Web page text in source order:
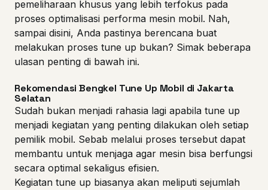
pemeliharaan khusus yang lebih terfokus pada
proses optimalisasi performa mesin mobil. Nah,
sampai disini, Anda pastinya berencana buat
melakukan proses tune up bukan? Simak beberapa
ulasan penting di bawah ini.
Rekomendasi Bengkel Tune Up Mobil di Jakarta
Selatan
Sudah bukan menjadi rahasia lagi apabila tune up
menjadi kegiatan yang penting dilakukan oleh setiap
pemilik mobil. Sebab melalui proses tersebut dapat
membantu untuk menjaga agar mesin bisa berfungsi
secara optimal sekaligus efisien.
Kegiatan tune up biasanya akan meliputi sejumlah